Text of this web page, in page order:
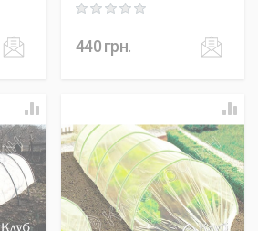
Rating: 0 out of 5
440грн.